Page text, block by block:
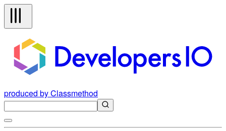
produced by Classmethod